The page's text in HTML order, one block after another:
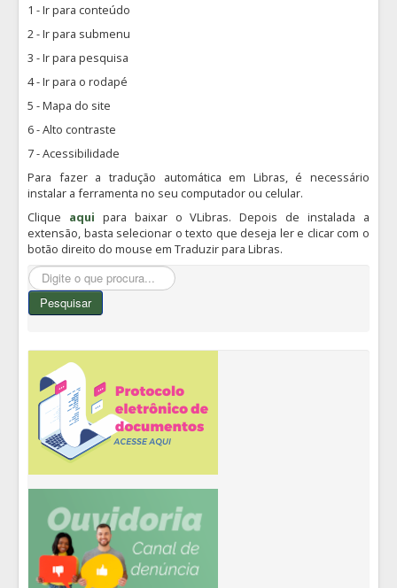
1 - Ir para conteúdo
2 - Ir para submenu
3 - Ir para pesquisa
4 - Ir para o rodapé
5 - Mapa do site
6 - Alto contraste
7 - Acessibilidade
Para fazer a tradução automática em Libras, é necessário
instalar a ferramenta no seu computador ou celular.
Clique aqui para baixar o VLibras. Depois de instalada a
extensão, basta selecionar o texto que deseja ler e clicar com o
botão direito do mouse em Traduzir para Libras.
Pesquisar...
Pesquisar